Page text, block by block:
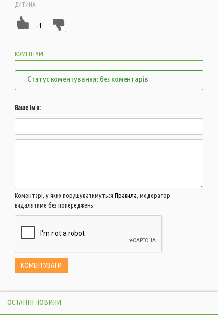
ДИТИНА
-1
КОМЕНТАРІ:
Статус коментування: без коментарів
Ваше ім'я:
Коментарі, у яких порушуватимуться Правила, модератор
видалятиме без попереджень.
ОСТАННІ НОВИНИ